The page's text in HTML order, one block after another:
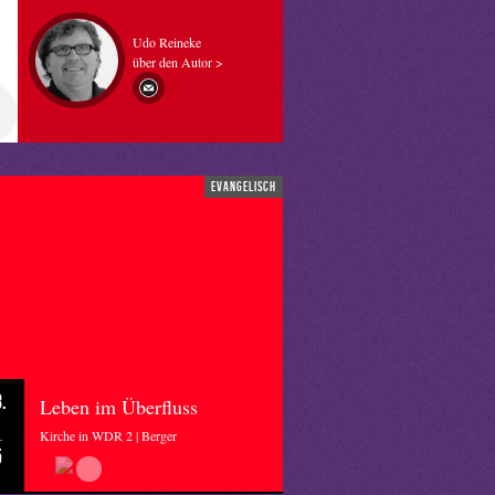
Udo Reineke
über den Autor >
evangelisch
Leben im Überfluss
Kirche in WDR 2 | Berger